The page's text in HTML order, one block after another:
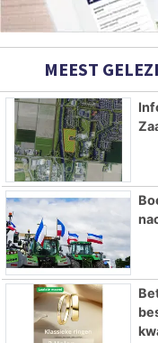
MEEST